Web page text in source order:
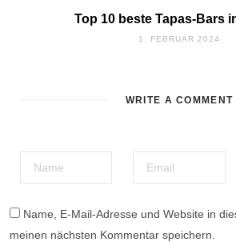
Top 10 beste Tapas-Bars
1. FEBRUAR 2024
WRITE A COMMENT
Name, E-Mail-Adresse und Website in
meinen nächsten Kommentar speichern.